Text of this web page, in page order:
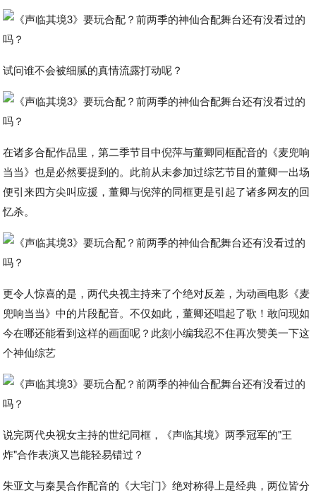
试问谁不会被细腻的真情流露打动呢？
在诸多合配作品里，第二季节目中倪萍与董卿同框配音的《麦兜响
当当》也是必然要提到的。此前从未参加过综艺节目的董卿一出场
便引来四方尖叫应援，董卿与倪萍的同框更是引起了诸多网友的回
忆杀。
更令人惊喜的是，两代央视主持来了个绝对反差，为动画电影《麦
兜响当当》中的片段配音。不仅如此，董卿还唱起了歌！敢问现如
今在哪还能看到这样的画面呢？此刻小编我忍不住再次赞美一下这
个神仙综艺
说完两代央视女主持的世纪同框，《声临其境》两季冠军的"王
炸"合作表演又岂能轻易错过？
朱亚文与秦昊合作配音的《大宅门》绝对称得上是经典，两位皆分